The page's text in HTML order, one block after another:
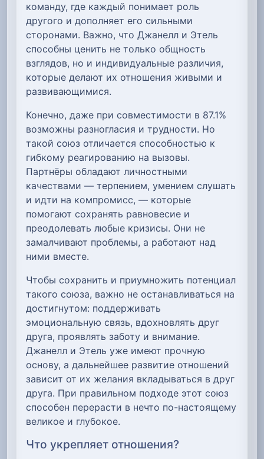
команду, где каждый понимает роль
другого и дополняет его сильными
сторонами. Важно, что Джанелл и Этель
способны ценить не только общность
взглядов, но и индивидуальные различия,
которые делают их отношения живыми и
развивающимися.
Конечно, даже при совместимости в 87.1%
возможны разногласия и трудности. Но
такой союз отличается способностью к
гибкому реагированию на вызовы.
Партнёры обладают личностными
качествами — терпением, умением слушать
и идти на компромисс, — которые
помогают сохранять равновесие и
преодолевать любые кризисы. Они не
замалчивают проблемы, а работают над
ними вместе.
Чтобы сохранить и приумножить потенциал
такого союза, важно не останавливаться на
достигнутом: поддерживать
эмоциональную связь, вдохновлять друг
друга, проявлять заботу и внимание.
Джанелл и Этель уже имеют прочную
основу, а дальнейшее развитие отношений
зависит от их желания вкладываться в друг
друга. При правильном подходе этот союз
способен перерасти в нечто по-настоящему
великое и глубокое.
Что укрепляет отношения?